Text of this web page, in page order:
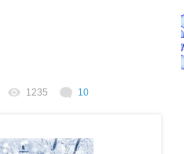
1235 10